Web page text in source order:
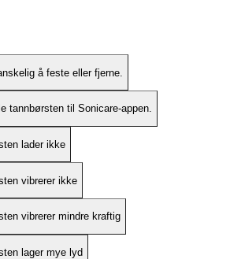
å feste eller fjerne.
tannbørsten til Sonicare-appen.
lader ikke
vibrerer ikke
vibrerer mindre kraftig
lager mye lyd